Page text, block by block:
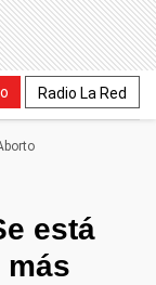
Radio La Red
está
más